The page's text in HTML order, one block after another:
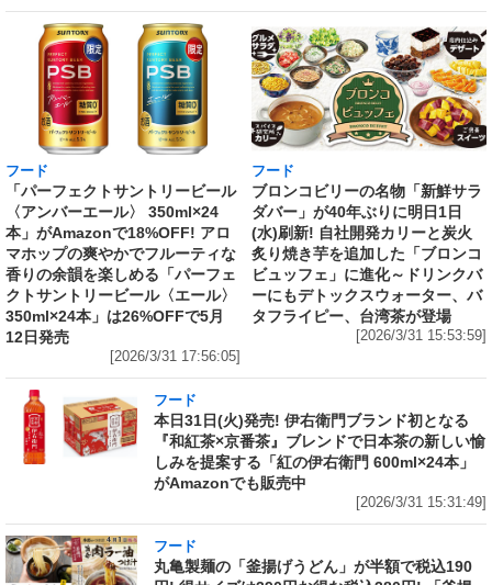
フード
「パーフェクトサントリービール
〈アンバーエール〉 350ml×24
本」がAmazonで18%OFF! アロ
マホップの爽やかでフルーティな
香りの余韻を楽しめる「パーフェ
クトサントリービール〈エール〉
350ml×24本」は26%OFFで5月
12日発売
[2026/3/31 17:56:05]
フード
ブロンコビリーの名物「新鮮サラ
ダバー」が40年ぶりに明日1日
(水)刷新! 自社開発カリーと炭火
炙り焼き芋を追加した「ブロンコ
ビュッフェ」に進化～ドリンクバ
ーにもデトックスウォーター、バ
タフライピー、台湾茶が登場
[2026/3/31 15:53:59]
フード
本日31日(火)発売! 伊右衛門ブランド初となる
『和紅茶×京番茶』ブレンドで日本茶の新しい愉
しみを提案する「紅の伊右衛門 600ml×24本」
がAmazonでも販売中
[2026/3/31 15:31:49]
フード
丸亀製麺の「釜揚げうどん」が半額で税込190